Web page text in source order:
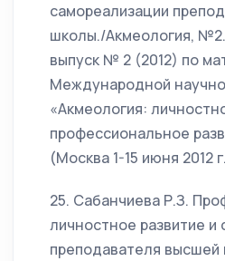
самореализации
школы./Акмеология,
выпуск № 2 (2012) по
Международной
«Акмеология:
профессиональное
(Москва 1-15 июня 2012
25. Сабанчиева Р.З.
личностное развитие и
преподавателя